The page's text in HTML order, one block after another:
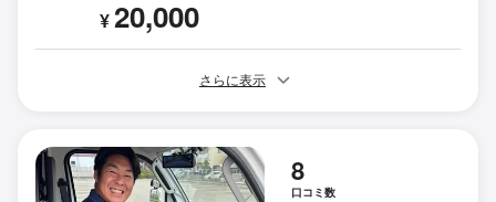
¥20,000
さらに表示
8
口コミ数